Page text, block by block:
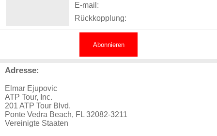
E-mail:
Rückkopplung:
Abonnieren
Adresse:
Elmar Ejupovic
ATP Tour, Inc.
201 ATP Tour Blvd.
Ponte Vedra Beach, FL 32082-3211
Vereinigte Staaten